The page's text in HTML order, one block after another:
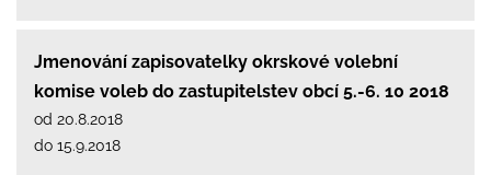
Jmenování zapisovatelky okrskové volební
komise voleb do zastupitelstev obcí 5.-6. 10 2018
od 20.8.2018
do 15.9.2018